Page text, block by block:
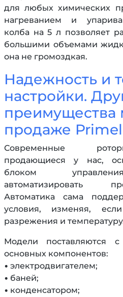
для любых химических
нагреванием и
колба на 5 л позволяет
большими объемами
она не громоздкая.
Надежность и
настройки.
преимущества
продаже
Современные
продающиеся у нас,
блоком
автоматизировать
Автоматика сама
условия, изменяя,
разрежения и
Модели поставляются
основных компонентов:
• электродвигателем;
• баней;
• конденсатором;